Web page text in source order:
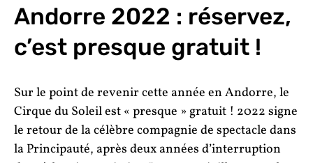
Andorre 2022 : réservez,
c’est presque gratuit !
Sur le point de revenir cette année en Andorre, le
Cirque du Soleil est « presque » gratuit ! 2022 signe
le retour de la célèbre compagnie de spectacle dans
la Principauté, après deux années d’interruption